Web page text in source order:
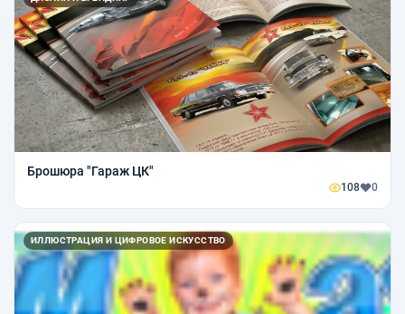
Брошюра "Гараж ЦК"
108 0
ИЛЛЮСТРАЦИЯ И ЦИФРОВОЕ ИСКУССТВО